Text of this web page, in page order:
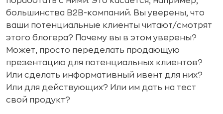
большинства B2B-компаний. Вы уверены, что
ваши потенциальные клиенты читают/смотрят
этого блогера? Почему вы в этом уверены?
Может, просто переделать продающую
презентацию для потенциальных клиентов?
Или сделать информативный ивент для них?
Или для действующих? Или им дать на тест
свой продукт?